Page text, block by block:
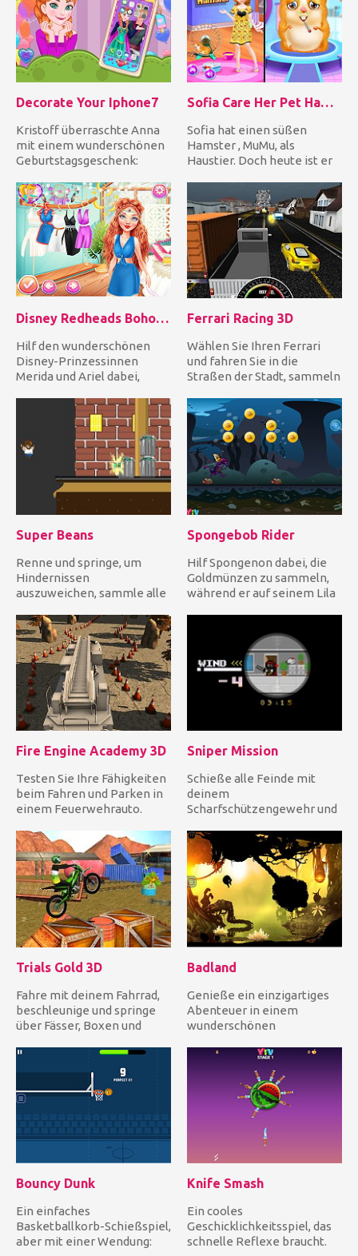
Decorate Your Iphone7
Kristoff überraschte Anna
mit einem wunderschönen
Geburtstagsgeschenk:
si...
Sofia Care Her Pet Hamster
Sofia hat einen süßen
Hamster , MuMu, als
Haustier. Doch heute ist er
Disney Redheads Boho Hairstyles
Hilf den wunderschönen
Disney-Prinzessinnen
Merida und Ariel dabei,
Ferrari Racing 3D
Wählen Sie Ihren Ferrari
und fahren Sie in die
Straßen der Stadt, sammeln
Sie...
Super Beans
Renne und springe, um
Hindernissen
auszuweichen, sammle alle
erreiche das End...
Spongebob Rider
Hilf Spongenon dabei, die
Goldmünzen zu sammeln,
während er auf seinem Lila
Fire Engine Academy 3D
Testen Sie Ihre Fähigkeiten
beim Fahren und Parken in
einem Feuerwehrauto.
Sniper Mission
Schieße alle Feinde mit
deinem
Scharfschützengewehr und
Zeit abgelaufen i...
Trials Gold 3D
Fahre mit deinem Fahrrad,
beschleunige und springe
über Fässer, Boxen und
Hinde...
Badland
Genieße ein einzigartiges
Abenteuer in einem
wunderschönen
verschiedener Bewohner...
Bouncy Dunk
Ein einfaches
Basketballkorb-Schießspiel,
aber mit einer Wendung:
Knife Smash
Ein cooles
Geschicklichkeitsspiel, das
schnelle Reflexe braucht.